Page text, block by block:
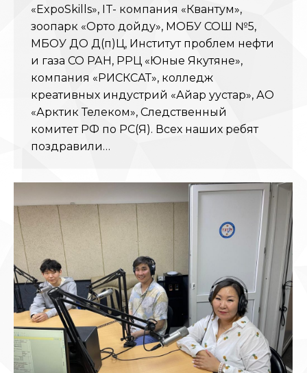
«ExpoSkills», IT- компания «Квантум»,
зоопарк «Орто дойду», МОБУ СОШ №5,
МБОУ ДО Д(п)Ц, Институт проблем нефти
и газа СО РАН, РРЦ «Юные Якутяне»,
компания «РИСКСАТ», колледж
креативных индустрий «Айар уустар», АО
«Арктик Телеком», Следственный
комитет РФ по РС(Я). Всех наших ребят
поздравили…